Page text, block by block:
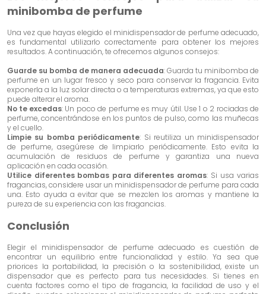
minibomba de perfume
Una vez que hayas elegido el minidispensador de perfume adecuado,
es fundamental utilizarlo correctamente para obtener los mejores
resultados. A continuación, te ofrecemos algunos consejos:
Guarde su bomba de manera adecuada: Guarda tu minibomba de
perfume en un lugar fresco y seco para conservar la fragancia. Evita
exponerla a la luz solar directa o a temperaturas extremas, ya que esto
puede alterar el aroma.
No te excedas: Un poco de perfume es muy útil. Use 1 o 2 rociadas de
perfume, concentrándose en los puntos de pulso, como las muñecas
y el cuello.
Limpie su bomba periódicamente: Si reutiliza un minidispensador
de perfume, asegúrese de limpiarlo periódicamente. Esto evita la
acumulación de residuos de perfume y garantiza una nueva
aplicación en cada ocasión.
Utilice diferentes bombas para diferentes aromas: Si usa varias
fragancias, considere usar un minidispensador de perfume para cada
una. Esto ayuda a evitar que se mezclen los aromas y mantiene la
pureza de su experiencia con las fragancias.
Conclusión
Elegir el minidispensador de perfume adecuado es cuestión de
encontrar un equilibrio entre funcionalidad y estilo. Ya sea que
priorices la portabilidad, la precisión o la sostenibilidad, existe un
dispensador que es perfecto para tus necesidades. Si tienes en
cuenta factores como el tipo de fragancia, la facilidad de uso y el